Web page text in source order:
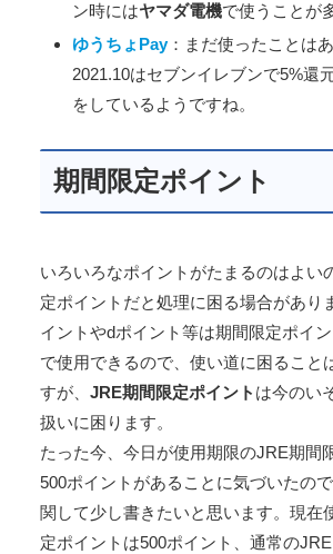
ン時にはヤマダ電機で使うことが
ゆうちょPay：まだ使ったことは
2021.10はセブンイレブンで5%還
をしているようですね。
期間限定ポイント
いろいろなポイントがたまるのはよい
定ポイントだと処理に困る場合があり
イントやdポイント等は期間限定ポイ
で使用できるので、使い道に困ること
すが、 JRE期間限定ポイント は今のい
扱いに困ります。
たった今、今日が使用期限のJRE期間
500ポイントがあることに気づいたの
関して少し書きたいと思います。現在
定ポイントは500ポイント、通常の